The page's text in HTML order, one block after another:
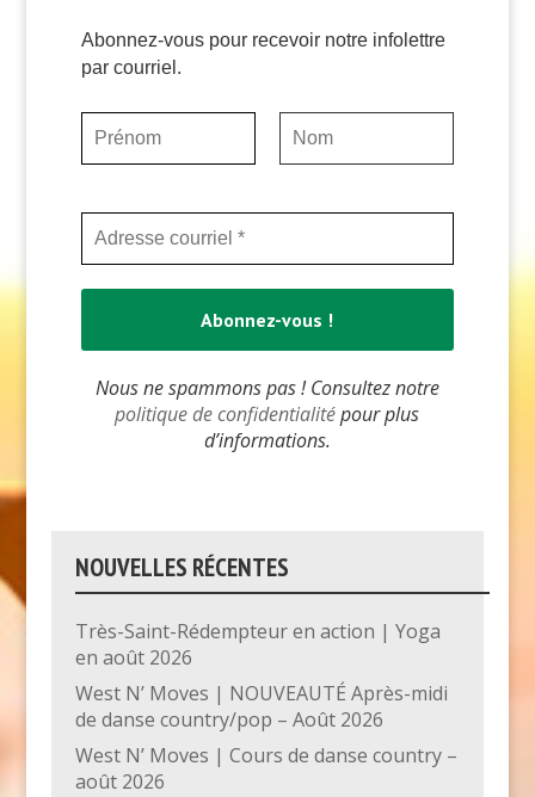
Abonnez-vous pour recevoir notre infolettre
par courriel.
Nous ne spammons pas ! Consultez notre
politique de confidentialitépour plus
d’informations.
NOUVELLES RÉCENTES
Très-Saint-Rédempteur en action | Yoga
en août 2026
West N’ Moves | NOUVEAUTÉ Après-midi
de danse country/pop – Août 2026
West N’ Moves | Cours de danse country –
août 2026